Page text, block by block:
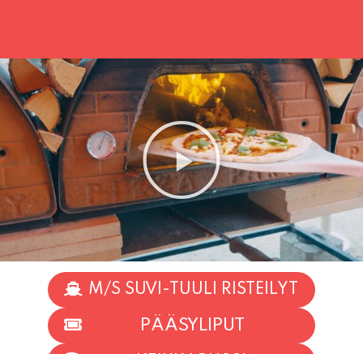
M/S SUVI-TUULI RISTEILYT
PÄÄSYLIPUT
KEIKKABUSSI